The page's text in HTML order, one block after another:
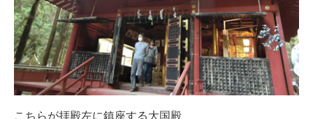
こちらが拝殿左に鎮座する大国殿